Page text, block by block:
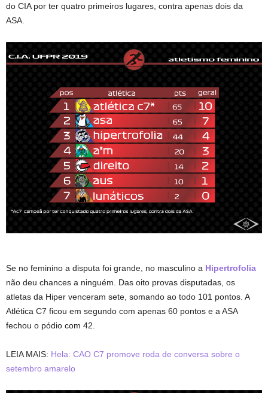
do CIA por ter quatro primeiros lugares, contra apenas dois da
ASA.
Se no feminino a disputa foi grande, no masculino a Hipertrofolia
não deu chances a ninguém. Das oito provas disputadas, os
atletas da Hiper venceram sete, somando ao todo 101 pontos. A
Atlética C7 ficou em segundo com apenas 60 pontos e a ASA
fechou o pódio com 42.
LEIA MAIS: Hela: CAO C7 promove roda de conversa sobre o
setembro amarelo